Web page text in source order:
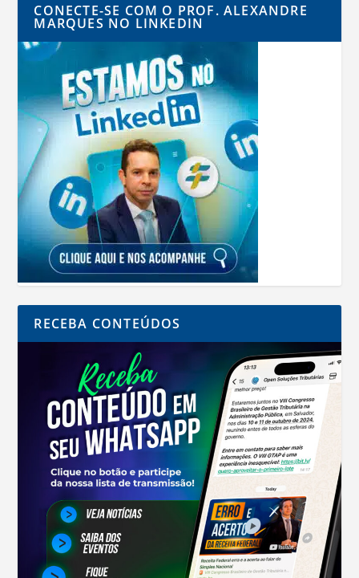
CONECTE-SE COM O PROF. ALEXANDRE
MARQUES NO LINKEDIN
RECEBA CONTEÚDOS